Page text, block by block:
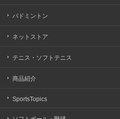
バドミントン
ネットストア
テニス・ソフトテニス
商品紹介
SportsTopics